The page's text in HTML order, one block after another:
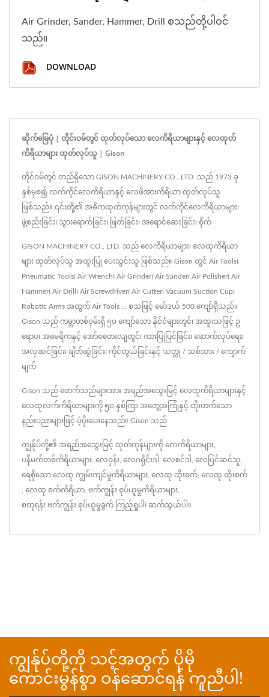
Air Grinder, Sander, Hammer, Drill စသည်တို့ပါဝင်
သည်။
DOWNLOAD
ဆိုက်မြေပုံ | တိုင်းဝမ်တွင် ထုတ်လုပ်သော လေကိရိယာများနှင့် လေထုတ်
ကိရိယာများ ထုတ်လုပ်သူ | Gison
တိုင်ဝမ်တွင် တည်ရှိသော GISON MACHINERY CO., LTD. သည် 1973 ခု
နှစ်မှစ၍ လက်ကိုင်လေကိရိယာနှင့် လေဖိအားကိရိယာ ထုတ်လုပ်သူ
ဖြစ်သည်။ ၎င်းတို့၏ အဓိကထုတ်ကုန်များတွင် လက်ကိုင်လေကိရိယာများ၊
ဖွဲ့စည်းခြင်း၊ သွားရောက်ခြင်း၊ ဖြတ်ခြင်း၊ အရောင်ဆေးခြင်း၊ စိုက်
GISON MACHINERY CO., LTD. သည် လေကိရိယာများ၊ လေထုကိရိယာ
များ ထုတ်လုပ်သူ အထူးပြု ပေးသွင်းသူ ဖြစ်သည်။ Gison တွင် Air Tools၊
Pneumatic Tools၊ Air Wrench၊ Air Grinder၊ Air Sander၊ Air Polisher၊ Air
Hammer၊ Air Drill၊ Air Screwdriver၊ Air Cutter၊ Vacuum Suction Cup၊
Robotic Arms အတွက် Air Tools ... စသဖြင့် မော်ဒယ် 500 ကျော်ရှိသည်။
Gison သည် ကမ္ဘာတစ်ဝှမ်းရှိ ၅၀ ကျော်သော နိုင်ငံများတွင်၊ အထူးသဖြင့် ဥ
ရောပ၊ အမေရိကနှင့် အော်စတေးလျတွင်၊ ကားပြုပြင်ခြင်း၊ ဆောက်လုပ်ရေး၊
အလှဆင်ခြင်း၊ ချိတ်ဆွဲခြင်း၊ ကိုင်တွယ်ခြင်းနှင့် သတ္တု / သစ်သား / ကျောက်
မျက်
Gison သည် ဖောက်သည်များအား အရည်အသွေးမြင့် လေထုကိရိယာများနှင့်
လေထုလက်ကိရိယာများကို ၅၀ နှစ်ကြာ အတွေ့အကြုံနှင့် တိုးတက်သော
နည်းပညာများဖြင့် ပံ့ပိုးပေးနေသည်။ Gison သည်
ကျွန်ုပ်တို့၏ အရည်အသွေးမြင့် ထုတ်ကုန်များကို လေကိရိယာများ
ပနီမက်တစ်ကိရိယာများ လေဝှန်း လေဂရိုင်းဒါ လေစင်ဒါ လေပြင်ဆင်သူ
ရေစိုသော လေထု ကျွမ်းကျင်မှုကိရိယာများ လေထု ထိုးစက် လေထု ထိုးစက်
လေထု စက်ကိရိယာ ဗက်ကျွန်း စုပ်ယူမှုကိရိယာများ
စတုရန်း ဗက်ကျွန်း စုပ်ယူမှုခွက် ကြည့်ရှုပါ၊ ဆက်သွယ်ပါ ။
ကျွန်ုပ်တို့ကို သင့်အတွက် ပိုမို
ကောင်းမွန်စွာ ဝန်ဆောင်ရန် ကူညီပါ!